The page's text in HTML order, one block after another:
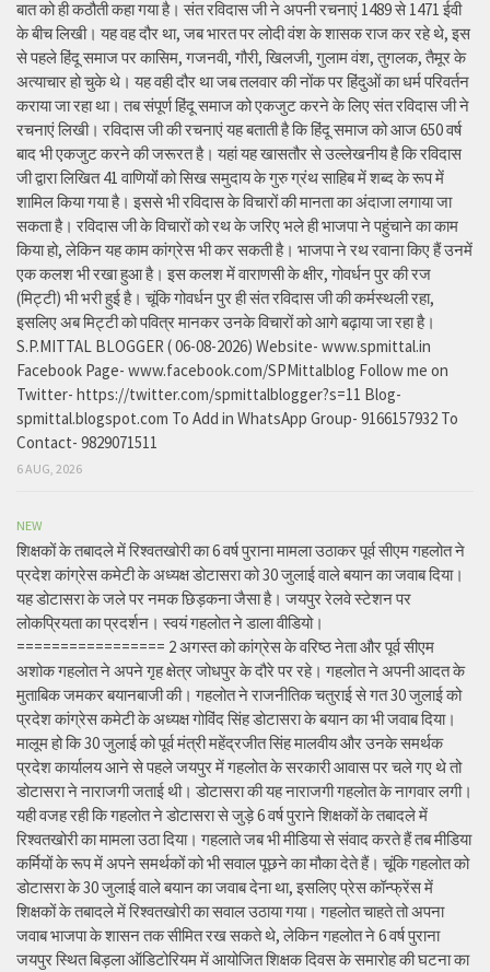
बात को ही कठौती कहा गया है। संत रविदास जी ने अपनी रचनाएं 1489 से 1471 ईवी
के बीच लिखी। यह वह दौर था, जब भारत पर लोदी वंश के शासक राज कर रहे थे, इस
से पहले हिंदू समाज पर कासिम, गजनवी, गौरी, खिलजी, गुलाम वंश, तुगलक, तैमूर के
अत्याचार हो चुके थे। यह वही दौर था जब तलवार की नोंक पर हिंदुओं का धर्म परिवर्तन
कराया जा रहा था। तब संपूर्ण हिंदू समाज को एकजुट करने के लिए संत रविदास जी ने
रचनाएं लिखी। रविदास जी की रचनाएं यह बताती है कि हिंदू समाज को आज 650 वर्ष
बाद भी एकजुट करने की जरूरत है। यहां यह खासतौर से उल्लेखनीय है कि रविदास
जी द्वारा लिखित 41 वाणियोंं को सिख समुदाय के गुरु ग्रंथ साहिब में शब्द के रूप में
शामिल किया गया है। इससे भी रविदास के विचारों की मानता का अंदाजा लगाया जा
सकता है। रविदास जी के विचारों को रथ के जरिए भले ही भाजपा ने पहुंचाने का काम
किया हो, लेकिन यह काम कांग्रेस भी कर सकती है। भाजपा ने रथ रवाना किए हैं उनमें
एक कलश भी रखा हुआ है। इस कलश में वाराणसी के क्षीर, गोवर्धन पुर की रज
(मिट्टी) भी भरी हुई है। चूंकि गोवर्धन पुर ही संत रविदास जी की कर्मस्थली रहा,
इसलिए अब मिट्टी को पवित्र मानकर उनके विचारों को आगे बढ़ाया जा रहा है।
S.P.MITTAL BLOGGER ( 06-08-2026) Website- www.spmittal.in
Facebook Page- www.facebook.com/SPMittalblog Follow me on
Twitter- https://twitter.com/spmittalblogger?s=11 Blog-
spmittal.blogspot.com To Add in WhatsApp Group- 9166157932 To
Contact- 9829071511
6 AUG, 2026
NEW
शिक्षकों के तबादले में रिश्वतखोरी का 6 वर्ष पुराना मामला उठाकर पूर्व सीएम गहलोत ने
प्रदेश कांग्रेस कमेटी के अध्यक्ष डोटासरा को 30 जुलाई वाले बयान का जवाब दिया।
यह डोटासरा के जले पर नमक छिड़कना जैसा है। जयपुर रेलवे स्टेशन पर
लोकप्रियता का प्रदर्शन। स्वयं गहलोत ने डाला वीडियो।
================= 2 अगस्त को कांग्रेस के वरिष्ठ नेता और पूर्व सीएम
अशोक गहलोत ने अपने गृह क्षेत्र जोधपुर के दौरे पर रहे। गहलोत ने अपनी आदत के
मुताबिक जमकर बयानबाजी की। गहलोत ने राजनीतिक चतुराई से गत 30 जुलाई को
प्रदेश कांग्रेस कमेटी के अध्यक्ष गोविंद सिंह डोटासरा के बयान का भी जवाब दिया।
मालूम हो कि 30 जुलाई को पूर्व मंत्री महेंद्रजीत सिंह मालवीय और उनके समर्थक
प्रदेश कार्यालय आने से पहले जयपुर में गहलोत के सरकारी आवास पर चले गए थे तो
डोटासरा ने नाराजगी जताई थी। डोटासरा की यह नाराजगी गहलोत के नागवार लगी।
यही वजह रही कि गहलोत ने डोटासरा से जुड़े 6 वर्ष पुराने शिक्षकों के तबादले में
रिश्वतखोरी का मामला उठा दिया। गहलाते जब भी मीडिया से संवाद करते हैं तब मीडिया
कर्मियों के रूप में अपने समर्थकों को भी सवाल पूछने का मौका देते हैं। चूंकि गहलोत को
डोटासरा के 30 जुलाई वाले बयान का जवाब देना था, इसलिए प्रेस कॉन्फ्रेंस में
शिक्षकों के तबादले में रिश्वतखोरी का सवाल उठाया गया। गहलोत चाहते तो अपना
जवाब भाजपा के शासन तक सीमित रख सकते थे, लेकिन गहलोत ने 6 वर्ष पुराना
जयपुर स्थित बिड़ला ऑडिटोरियम में आयोजित शिक्षक दिवस के समारोह की घटना का